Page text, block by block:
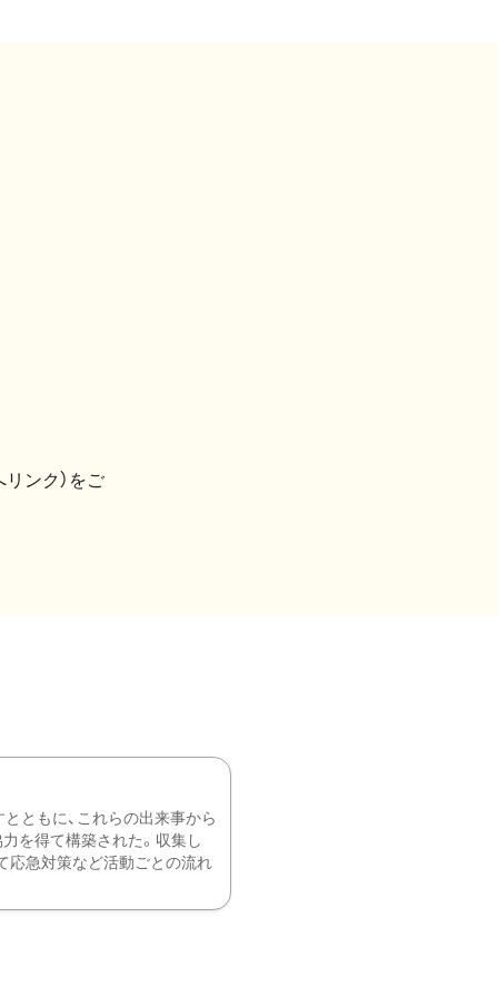
リンク）をご
ともに、これらの出来事から
を得て構築された。収集し
応急対策など活動ごとの流れ